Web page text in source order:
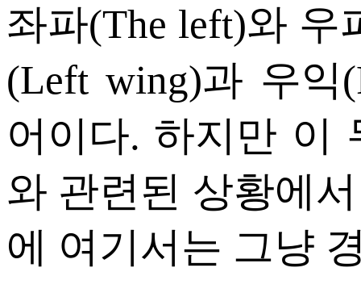
좌파(The left)와 우
(Left wing)과 우익
어이다. 하지만 이
와 관련된 상황에
에 여기서는 그냥